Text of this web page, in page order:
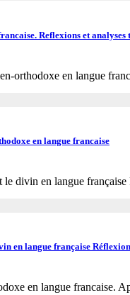
Reflexions et
en langue francaise
en langue française